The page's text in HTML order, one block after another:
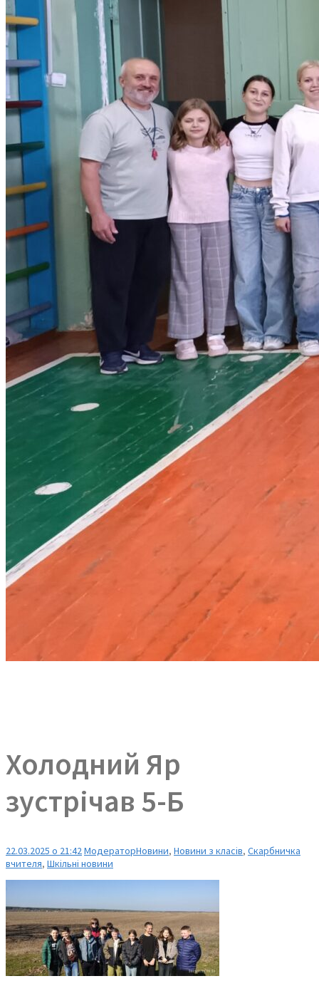
Холодний Яр
зустрічав 5-Б
22.03.2025 о 21:42МодераторНовини, Новини з класів, Скарбничка
вчителя, Шкільні новини